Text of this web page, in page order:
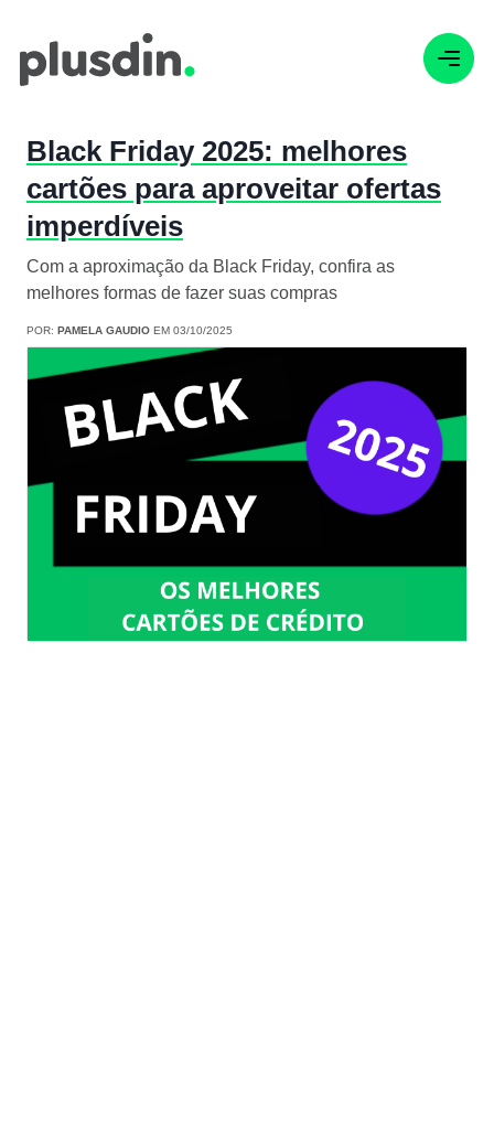
Black Friday 2025: melhores
cartões para aproveitar ofertas
imperdíveis
Com a aproximação da Black Friday, confira as
melhores formas de fazer suas compras
POR: PAMELA GAUDIO EM 03/10/2025